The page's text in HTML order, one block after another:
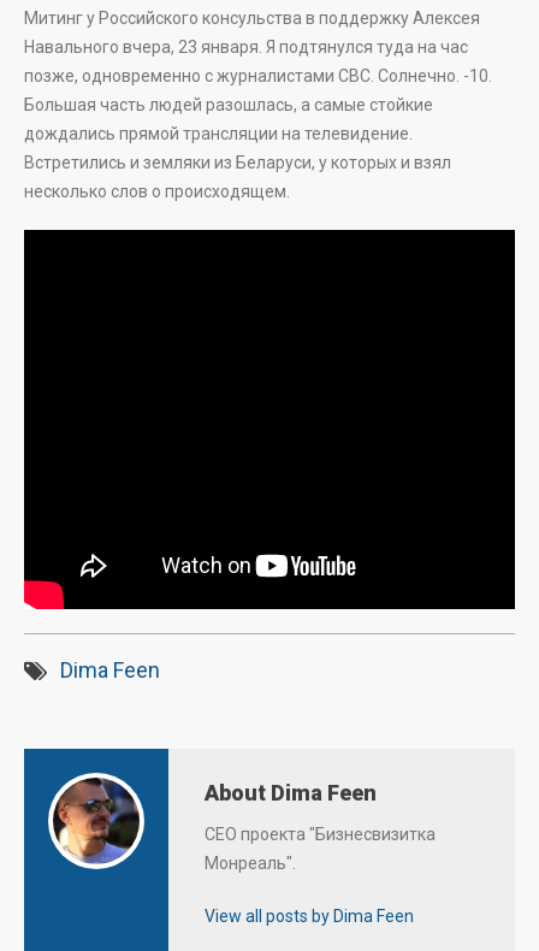
Митинг у Российского консульства в поддержку Алексея
Навального вчера, 23 января. Я подтянулся туда на час
позже, одновременно с журналистами CBC. Солнечно. -10.
Большая часть людей разошлась, а самые стойкие
дождались прямой трансляции на телевидение.
Встретились и земляки из Беларуси, у которых и взял
несколько слов о происходящем.
Dima Feen
About Dima Feen
CEO проекта "Бизнесвизитка
Монреаль".
View all posts by Dima Feen